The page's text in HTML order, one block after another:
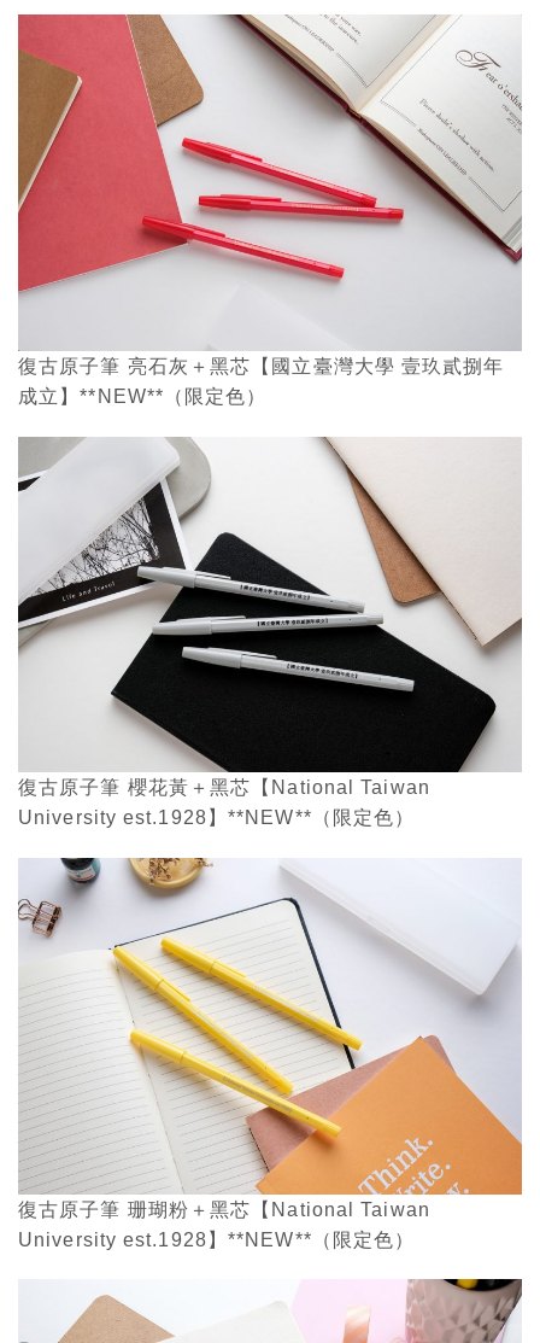
復古原子筆 亮石灰＋黑芯【國立臺灣大學 壹玖貳捌年
成立】**NEW**（限定色）
復古原子筆 櫻花黃＋黑芯【National Taiwan
University est.1928】**NEW**（限定色）
復古原子筆 珊瑚粉＋黑芯【National Taiwan
University est.1928】**NEW**（限定色）